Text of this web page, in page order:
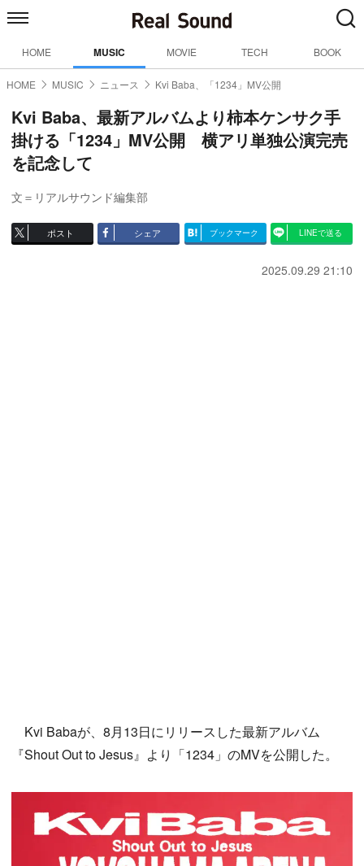
HOME MUSIC MOVIE TECH BOOK
HOME MUSIC ニュース Kvi Baba、「1234」MV公開
Kvi Baba、最新アルバムより柿本ケンサク手
掛ける「1234」MV公開 横アリ単独公演完売
を記念して
文＝リアルサウンド編集部
ポスト シェア ブックマーク LINEで送る
2025.09.29 21:10
Kvi Babaが、8月13日にリリースした最新アルバム
『Shout Out to Jesus』より「1234」のMVを公開した。